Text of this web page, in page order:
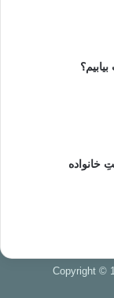
Copyright ©